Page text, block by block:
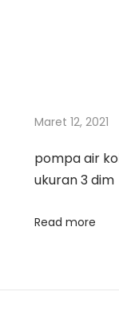
Maret 12, 2021
pompa air
ukuran 3 dim
Read more